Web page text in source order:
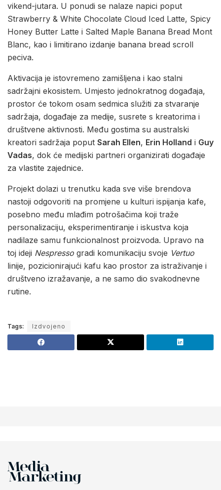
vikend-jutara. U ponudi se nalaze napici poput
Strawberry & White Chocolate Cloud Iced Latte, Spicy
Honey Butter Latte i Salted Maple Banana Bread Mont
Blanc, kao i limitirano izdanje banana bread scroll
peciva.
Aktivacija je istovremeno zamišljena i kao stalni
sadržajni ekosistem. Umjesto jednokratnog događaja,
prostor će tokom osam sedmica služiti za stvaranje
sadržaja, događaje za medije, susrete s kreatorima i
društvene aktivnosti. Među gostima su australski
kreatori sadržaja poput Sarah Ellen, Erin Holland i Guy
Vadas, dok će medijski partneri organizirati događaje
za vlastite zajednice.
Projekt dolazi u trenutku kada sve više brendova
nastoji odgovoriti na promjene u kulturi ispijanja kafe,
posebno među mlađim potrošačima koji traže
personalizaciju, eksperimentiranje i iskustva koja
nadilaze samu funkcionalnost proizvoda. Upravo na
toj ideji Nespresso gradi komunikaciju svoje Vertuo
linije, pozicionirajući kafu kao prostor za istraživanje i
društveno izražavanje, a ne samo dio svakodnevne
rutine.
Tags: Izdvojeno